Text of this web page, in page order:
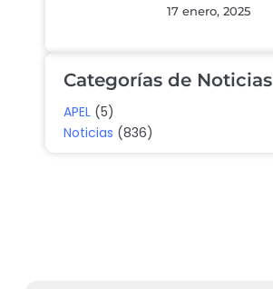
17 enero, 2025
Categorías de Noticias
APEL (5)
Noticias (836)